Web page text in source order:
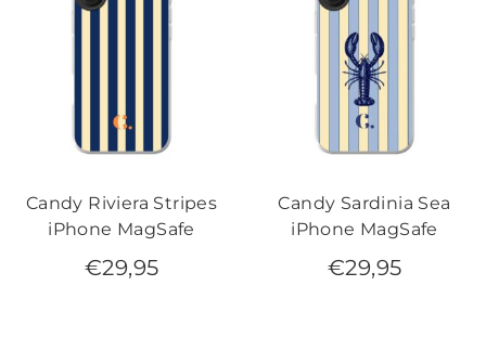
Candy Riviera Stripes
iPhone MagSafe
€29,95
Candy Sardinia Sea
iPhone MagSafe
€29,95